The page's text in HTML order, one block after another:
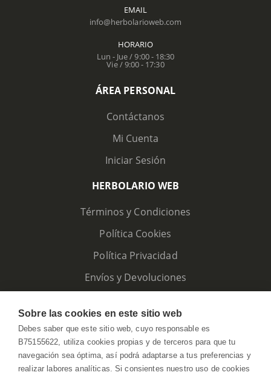
EMAIL
info@herbolarioweb.com
HORARIO
Lun - Jue / 9:00 - 18:30
Vie / 9:00 - 17:30
ÁREA PERSONAL
Contáctanos
Mi Cuenta
Iniciar Sesión
HERBOLARIO WEB
Términos y Condiciones
Política Cookies
Política Privacidad
Envíos y Devoluciones
Sobre las cookies en este sitio web
Debes saber que este sitio web, cuyo responsable es
B75155622, utiliza cookies propias y de terceros para que tu
navegación sea óptima, así podrá adaptarse a tus preferencias y
realizar labores analíticas. Si consientes nuestro uso de cookies